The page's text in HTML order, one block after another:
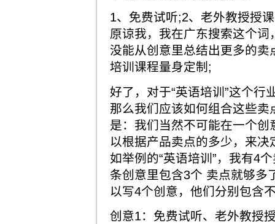
1、免费试听;2、老外教授
原谅我，我在广东搜索这个
没能从创意里总结出更多的
培训课程量身定制;
好了，对于“英语培训”这个行
那么我们应该如何组合这些
是：我们当然不可能在一个
以根据产品卖点的多少，来
如举例的“英语培训”，我有4
条创意里包含3个 卖点就够多
以写4个创意，他们分别包含
创意1：免费试听、老外教授